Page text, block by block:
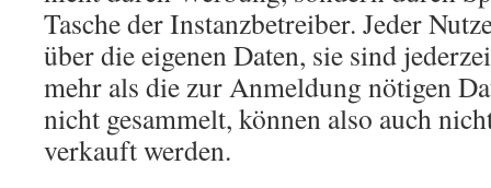
Tasche der Instanzbetreiber. Jeder
über die eigenen Daten, sie sind
mehr als die zur Anmeldung nötigen
nicht gesammelt, können also auch
verkauft werden.